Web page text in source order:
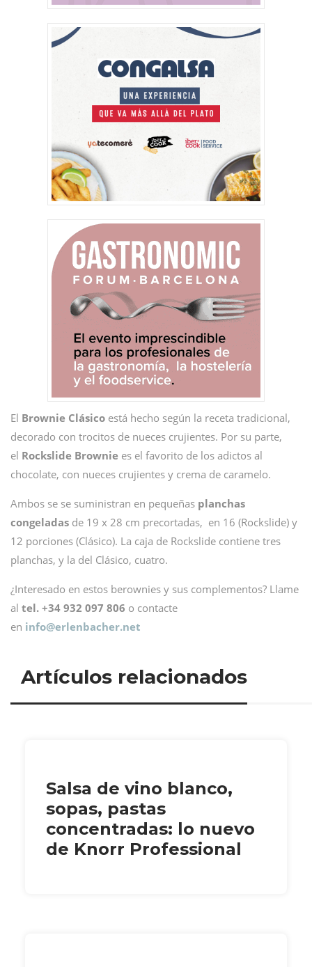
El Brownie Clásico está hecho según la receta tradicional,
decorado con trocitos de nueces crujientes. Por su parte,
el Rockslide Brownie es el favorito de los adictos al
chocolate, con nueces crujientes y crema de caramelo.
Ambos se se suministran en pequeñas planchas
congeladas de 19 x 28 cm precortadas, en 16 (Rockslide) y
12 porciones (Clásico). La caja de Rockslide contiene tres
planchas, y la del Clásico, cuatro.
¿Interesado en estos berownies y sus complementos? Llame
al tel. +34 932 097 806 o contacte
en info@erlenbacher.net
Artículos relacionados
Salsa de vino blanco,
sopas, pastas
concentradas: lo nuevo
de Knorr Professional